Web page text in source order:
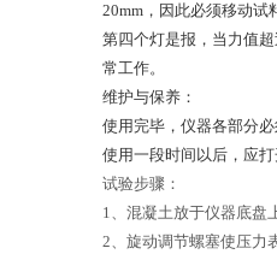
20mm，因此必须移动试
第四个灯是报，当力值
常工作。
维护与保养：
使用完毕，仪器各部分
使用一段时间以后，应
试验步骤：
1、混凝土放于仪器底盘
2、旋动调节螺塞使压力